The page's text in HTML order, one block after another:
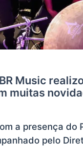
Music
muitas
a presença do
pelo